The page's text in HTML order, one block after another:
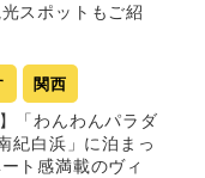
スポットもご紹
関西
「わんわんパラダ
紀白浜」に泊まっ
ト感満載のヴィ